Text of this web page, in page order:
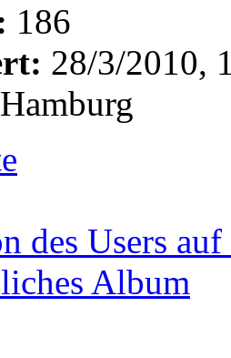
186
28/3/2010,
Hamburg
des Users
Album